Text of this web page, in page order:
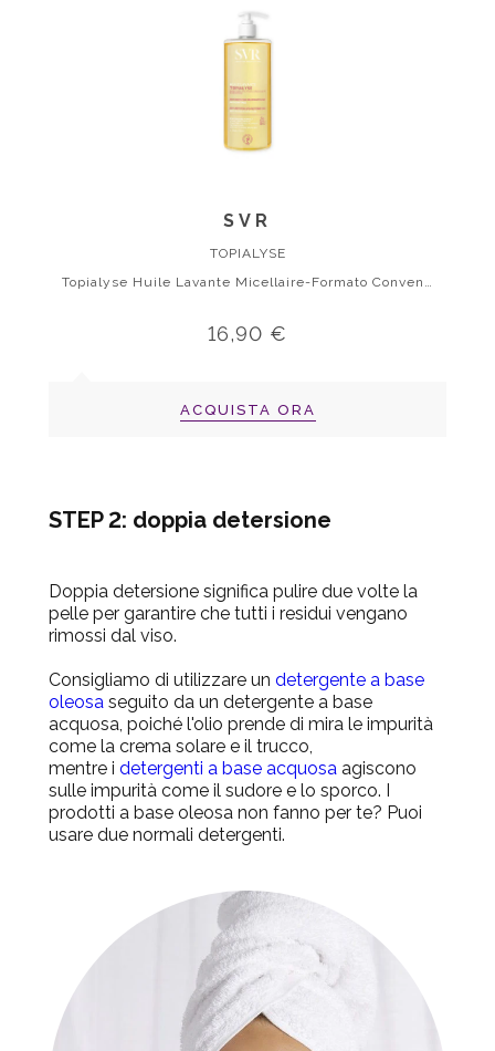
SVR
TOPIALYSE
Topialyse Huile Lavante Micellaire-Formato Convenienza Da 1l
16,90 €
ACQUISTA ORA
STEP 2: doppia detersione
Doppia detersione significa pulire due volte la
pelle per garantire che tutti i residui vengano
rimossi dal viso.
Consigliamo di utilizzare un detergente a base
oleosa seguito da un detergente a base
acquosa, poiché l'olio prende di mira le impurità
come la crema solare e il trucco,
mentre i detergenti a base acquosa agiscono
sulle impurità come il sudore e lo sporco. I
prodotti a base oleosa non fanno per te? Puoi
usare due normali detergenti.